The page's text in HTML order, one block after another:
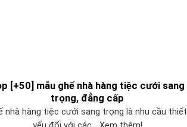
[+50] mẫu ghế nhà hàng tiệc cưới sang
trọng, đẳng cấp
nhà hàng tiệc cưới sang trọng là nhu cầu thiết